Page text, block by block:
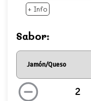
+ Info
Sabor: